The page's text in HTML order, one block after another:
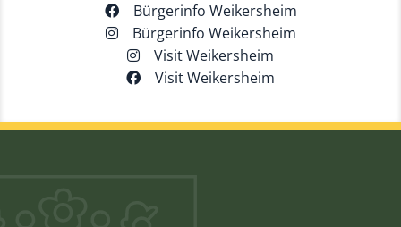
Bürgerinfo Weikersheim
Bürgerinfo Weikersheim
Visit Weikersheim
Visit Weikersheim